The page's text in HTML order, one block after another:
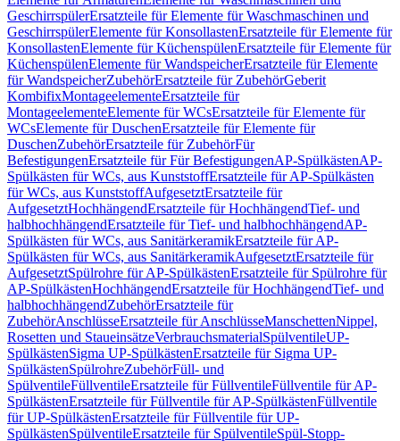
GeschirrspülerErsatzteile für Elemente für Waschmaschinen und
GeschirrspülerElemente für KonsollastenErsatzteile für Elemente für
KonsollastenElemente für KüchenspülenErsatzteile für Elemente für
KüchenspülenElemente für WandspeicherErsatzteile für Elemente
für WandspeicherZubehörErsatzteile für ZubehörGeberit
KombifixMontageelementeErsatzteile für
MontageelementeElemente für WCsErsatzteile für Elemente für
WCsElemente für DuschenErsatzteile für Elemente für
DuschenZubehörErsatzteile für ZubehörFür
BefestigungenErsatzteile für Für BefestigungenAP-SpülkästenAP-
Spülkästen für WCs, aus KunststoffErsatzteile für AP-Spülkästen
für WCs, aus KunststoffAufgesetztErsatzteile für
AufgesetztHochhängendErsatzteile für HochhängendTief- und
halbhochhängendErsatzteile für Tief- und halbhochhängendAP-
Spülkästen für WCs, aus SanitärkeramikErsatzteile für AP-
Spülkästen für WCs, aus SanitärkeramikAufgesetztErsatzteile für
AufgesetztSpülrohre für AP-SpülkästenErsatzteile für Spülrohre für
AP-SpülkästenHochhängendErsatzteile für HochhängendTief- und
halbhochhängendZubehörErsatzteile für
ZubehörAnschlüsseErsatzteile für AnschlüsseManschettenNippel,
Rosetten und StaueinsätzeVerbrauchsmaterialSpülventileUP-
SpülkästenSigma UP-SpülkästenErsatzteile für Sigma UP-
SpülkästenSpülrohreZubehörFüll- und
SpülventileFüllventileErsatzteile für FüllventileFüllventile für AP-
SpülkästenErsatzteile für Füllventile für AP-SpülkästenFüllventile
für UP-SpülkästenErsatzteile für Füllventile für UP-
SpülkästenSpülventileErsatzteile für SpülventileSpül-Stopp-